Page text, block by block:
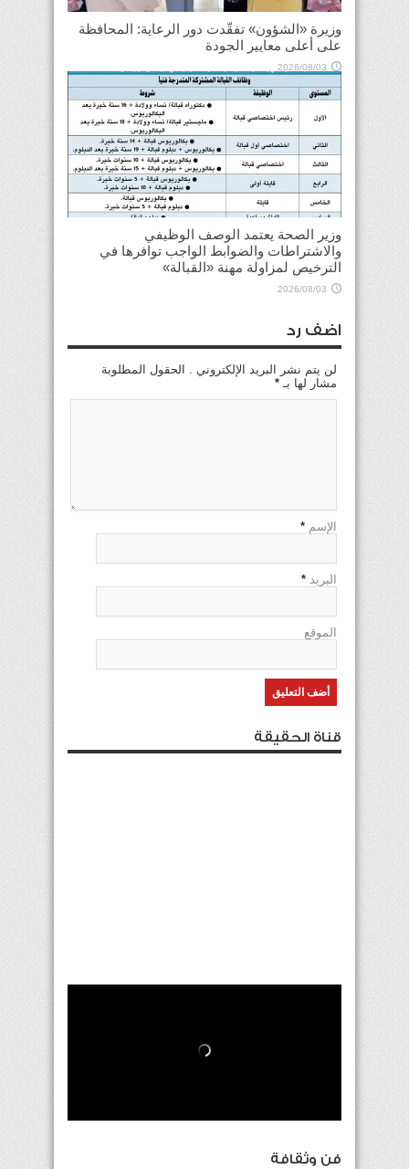
وزيرة «الشؤون» تفقّدت دور الرعاية: المحافظة
على أعلى معايير الجودة
2026/08/03
وزير الصحة يعتمد الوصف الوظيفي
والاشتراطات والضوابط الواجب توافرها في
الترخيص لمزاولة مهنة «القبالة»
2026/08/03
اضف رد
لن يتم نشر البريد الإلكتروني . الحقول المطلوبة
مشار لها بـ *
الإسم *
البريد *
الموقع
قناة الحقيقة
فن وثقافة